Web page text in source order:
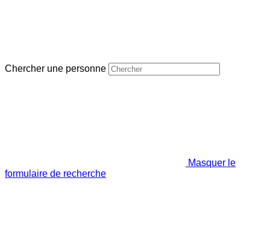
Chercher une personne
Masquer le
formulaire de recherche